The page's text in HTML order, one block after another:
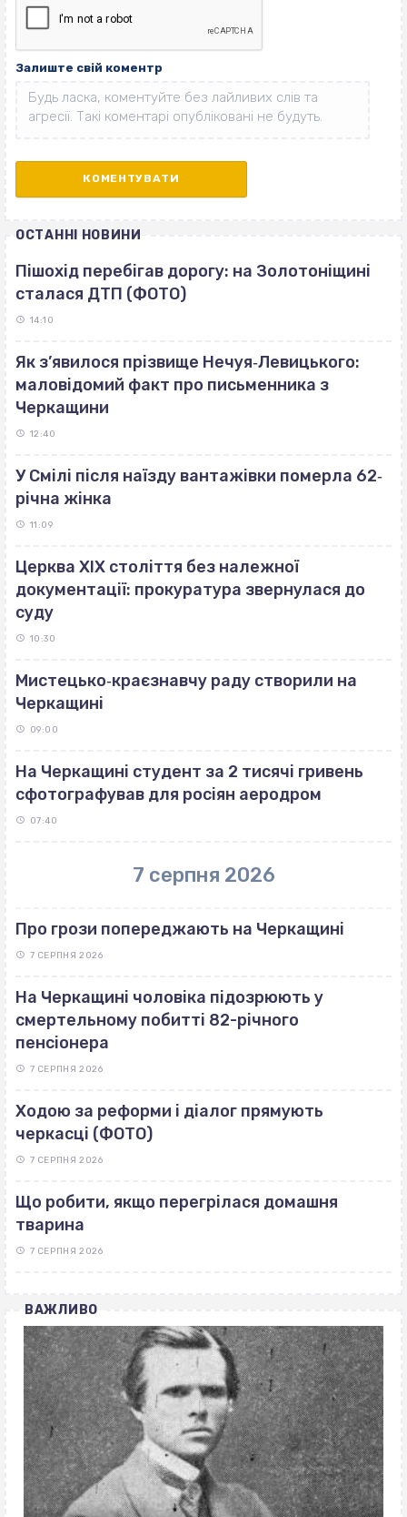
Залиште свій коментр
ОСТАННІ НОВИНИ
Пішохід перебігав дорогу: на Золотоніщині
сталася ДТП (ФОТО)
14:10
Як з’явилося прізвище Нечуя‐Левицького:
маловідомий факт про письменника з
Черкащини
12:40
У Смілі після наїзду вантажівки померла 62‐
річна жінка
11:09
Церква ХІХ століття без належної
документації: прокуратура звернулася до
суду
10:30
Мистецько‐краєзнавчу раду створили на
Черкащині
09:00
На Черкащині студент за 2 тисячі гривень
сфотографував для росіян аеродром
07:40
7 серпня 2026
Про грози попереджають на Черкащині
7 СЕРПНЯ 2026
На Черкащині чоловіка підозрюють у
смертельному побитті 82-річного
пенсіонера
7 СЕРПНЯ 2026
Ходою за реформи і діалог прямують
черкасці (ФОТО)
7 СЕРПНЯ 2026
Що робити, якщо перегрілася домашня
тварина
7 СЕРПНЯ 2026
ВАЖЛИВО